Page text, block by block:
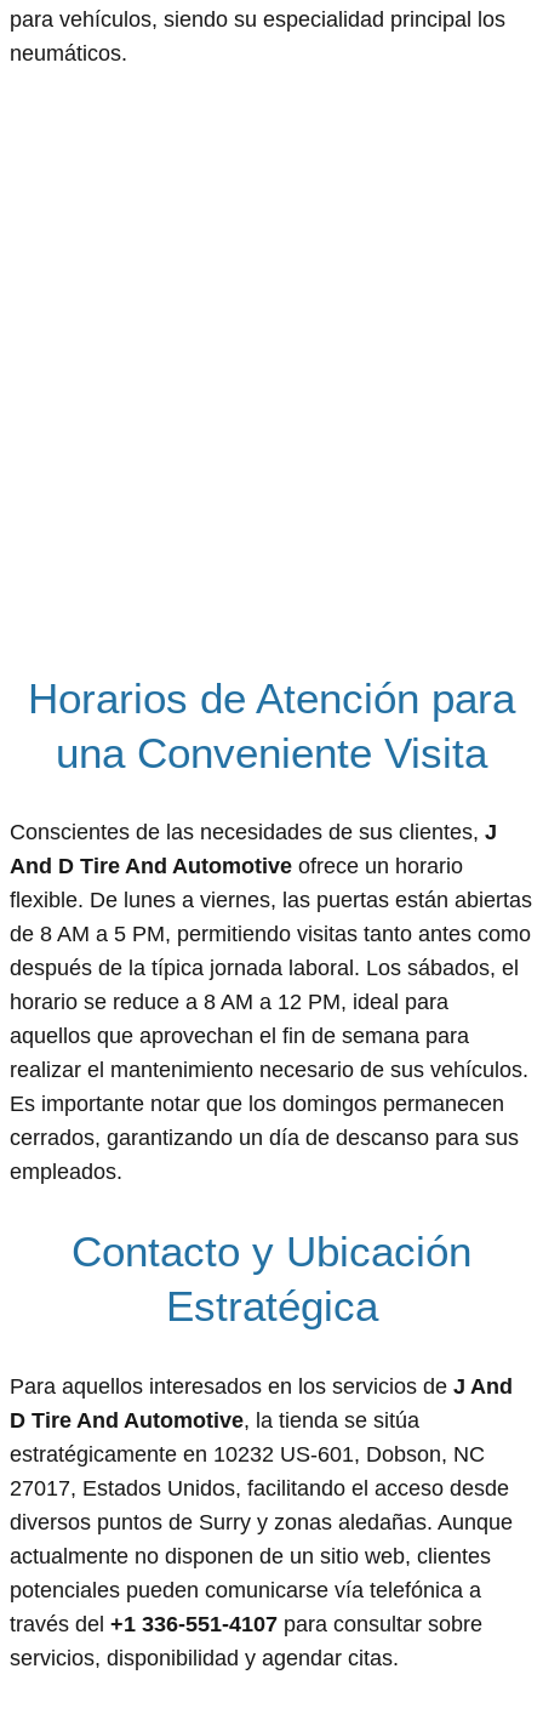
para vehículos, siendo su especialidad principal los
neumáticos.
Horarios de Atención para
una Conveniente Visita
Conscientes de las necesidades de sus clientes, J
And D Tire And Automotive ofrece un horario
flexible. De lunes a viernes, las puertas están abiertas
de 8 AM a 5 PM, permitiendo visitas tanto antes como
después de la típica jornada laboral. Los sábados, el
horario se reduce a 8 AM a 12 PM, ideal para
aquellos que aprovechan el fin de semana para
realizar el mantenimiento necesario de sus vehículos.
Es importante notar que los domingos permanecen
cerrados, garantizando un día de descanso para sus
empleados.
Contacto y Ubicación
Estratégica
Para aquellos interesados en los servicios de J And
D Tire And Automotive, la tienda se sitúa
estratégicamente en 10232 US-601, Dobson, NC
27017, Estados Unidos, facilitando el acceso desde
diversos puntos de Surry y zonas aledañas. Aunque
actualmente no disponen de un sitio web, clientes
potenciales pueden comunicarse vía telefónica a
través del +1 336-551-4107 para consultar sobre
servicios, disponibilidad y agendar citas.